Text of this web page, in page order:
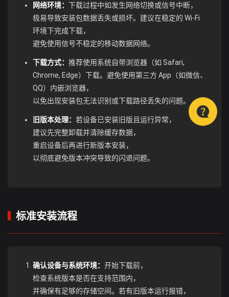
网络环境： 下载过程中如发生网络切换或信号中断，
极易导致安装包数据丢失或损坏。建议在稳定的 Wi-Fi
环境下完成下载，
避免使用信号不稳定的移动数据网络。
下载方式： 推荐使用系统自带浏览器（如 Safari,
Chrome, Edge）下载。避免使用第三方 App（如微信、
QQ）内嵌浏览器，
以免出现安装包无法识别或下载路径丢失的问题。
旧版本处理： 若设备已安装旧版且运行异常，
建议先完整卸载并清除缓存数据，
重启设备后再进行新版本安装，
以彻底避免版本冲突导致的闪退问题。
标准安装流程
确认设备与系统环境： 开始下载前，
检查系统版本是否在支持范围内，
并确保有足够的存储空间。若有旧版本运行报错，